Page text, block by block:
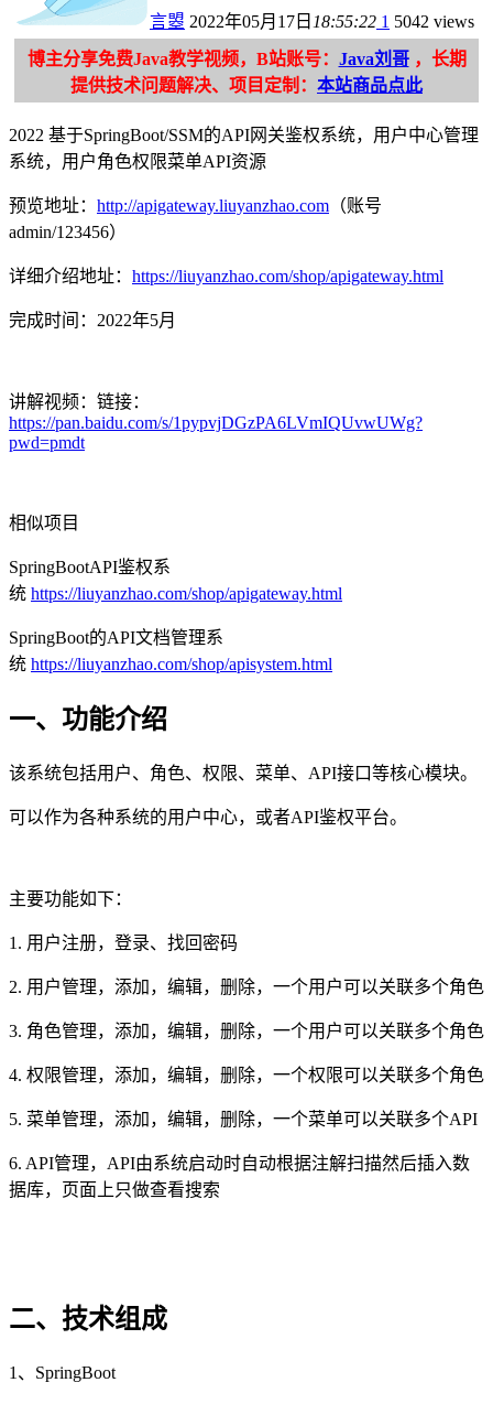
言曌 2022年05月17日 18:55:22 1 5042 views
博主分享免费Java教学视频，B站账号： Java刘哥，长期
提供技术问题解决、项目定制： 本站商品点此
2022 基于SpringBoot/SSM的API网关鉴权系统，用户中心管理
系统，用户角色权限菜单API资源
预览地址： http://apigateway.liuyanzhao.com （账号
admin/123456）
详细介绍地址： https://liuyanzhao.com/shop/apigateway.html
完成时间：2022年5月
讲解视频：链接：
https://pan.baidu.com/s/1pypvjDGzPA6LVmIQUvwUWg?
pwd=pmdt
相似项目
SpringBootAPI鉴权系
统 https://liuyanzhao.com/shop/apigateway.html
SpringBoot的API文档管理系
统 https://liuyanzhao.com/shop/apisystem.html
一、功能介绍
该系统包括用户、角色、权限、菜单、API接口等核心模块。
可以作为各种系统的用户中心，或者API鉴权平台。
主要功能如下：
1. 用户注册，登录、找回密码
2. 用户管理，添加，编辑，删除，一个用户可以关联多个角色
3. 角色管理，添加，编辑，删除，一个用户可以关联多个角色
4. 权限管理，添加，编辑，删除，一个权限可以关联多个角色
5. 菜单管理，添加，编辑，删除，一个菜单可以关联多个API
6. API管理，API由系统启动时自动根据注解扫描然后插入数
据库，页面上只做查看搜索
二、技术组成
1、SpringBoot